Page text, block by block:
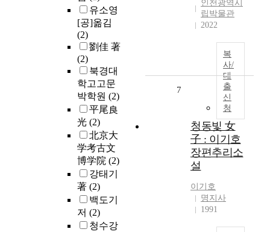
유소영
[공]옮김
(2)
劉佳 著
(2)
북경대
학고고문
박학원 (2)
平尾良
光 (2)
北京大
学考古文
博学院 (2)
강태기
著 (2)
백도기
저 (2)
청수강
인천광역시
립박물관
2022
복
사/
대
출
신
청
7
청동빛 女
子 : 이기호
장편추리소
설
이기호
명지사
1991